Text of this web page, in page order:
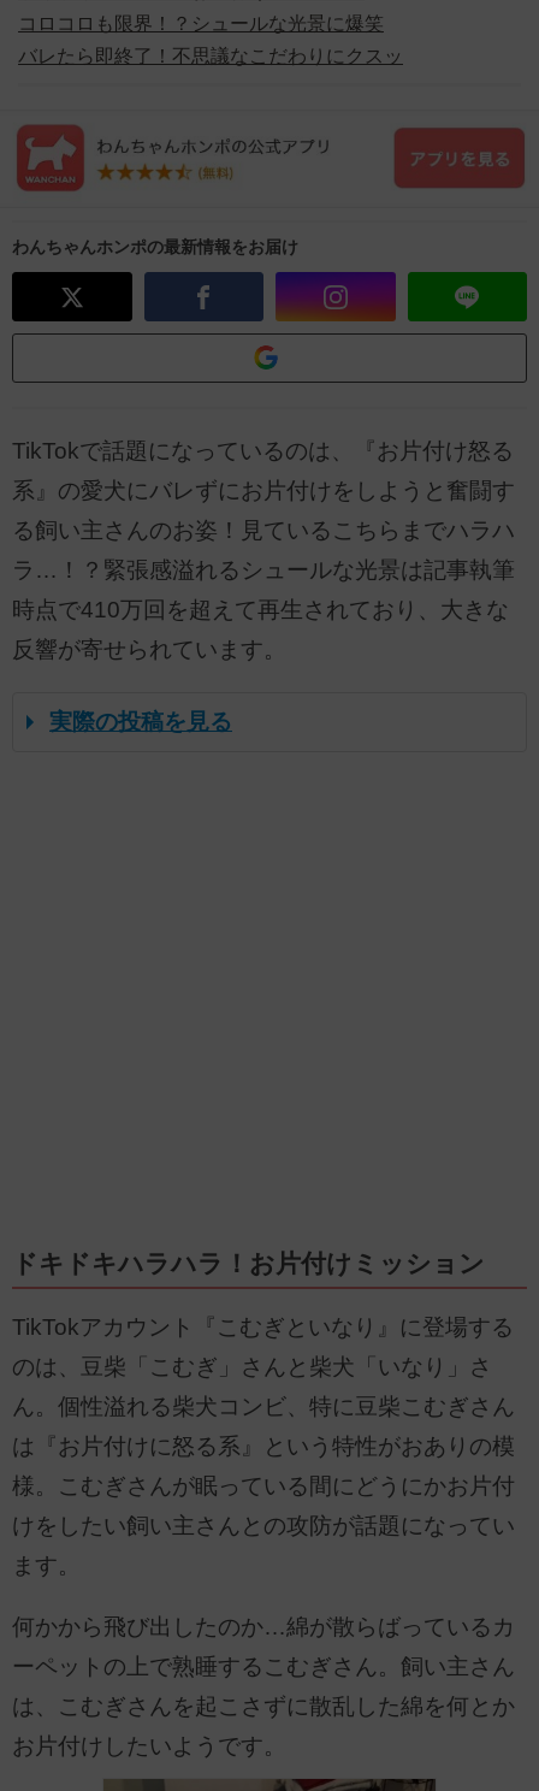
コロコロも限界！？シュールな光景に爆笑
バレたら即終了！不思議なこだわりにクスッ
わんちゃんホンポの最新情報をお届け
TikTokで話題になっているのは、『お片付け怒る
系』の愛犬にバレずにお片付けをしようと奮闘す
る飼い主さんのお姿！見ているこちらまでハラハ
ラ…！？緊張感溢れるシュールな光景は記事執筆
時点で410万回を超えて再生されており、大きな
反響が寄せられています。
実際の投稿を見る
ドキドキハラハラ！お片付けミッション
TikTokアカウント『こむぎといなり』に登場する
のは、豆柴「こむぎ」さんと柴犬「いなり」さ
ん。個性溢れる柴犬コンビ、特に豆柴こむぎさん
は『お片付けに怒る系』という特性がおありの模
様。こむぎさんが眠っている間にどうにかお片付
けをしたい飼い主さんとの攻防が話題になってい
ます。
何かから飛び出したのか…綿が散らばっているカ
ーペットの上で熟睡するこむぎさん。飼い主さん
は、こむぎさんを起こさずに散乱した綿を何とか
お片付けしたいようです。